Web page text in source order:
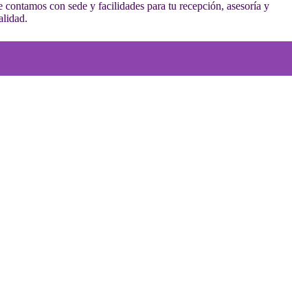
contamos con sede y facilidades para tu recepción, asesoría y